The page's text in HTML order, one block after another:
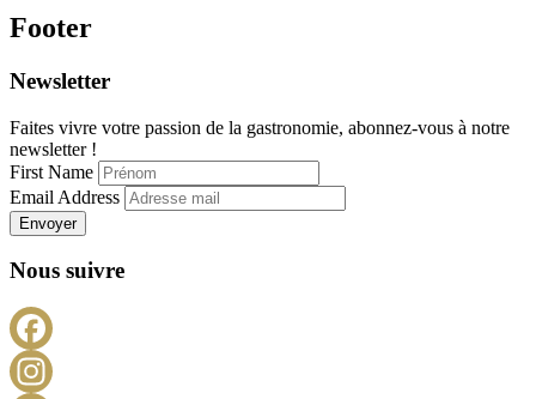
Footer
Newsletter
Faites vivre votre passion de la gastronomie, abonnez-vous à notre
newsletter !
First Name
Email Address
Envoyer
Nous suivre